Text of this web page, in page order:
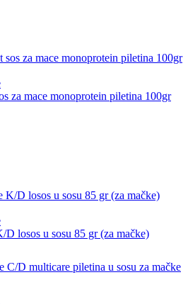
za mace monoprotein piletina 100gr
losos u sosu 85 gr (za mačke)